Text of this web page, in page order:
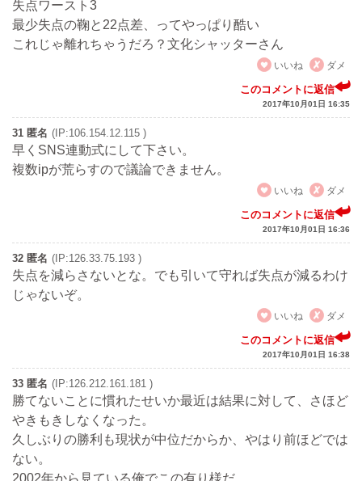
失点ワースト3
最少失点の鞠と22点差、ってやっぱり酷い
これじゃ離れちゃうだろ？文化シャッターさん
いいね
ダメ
このコメントに返信
2017年10月01日 16:35
31 匿名 (IP:106.154.12.115 )
早くSNS連動式にして下さい。
複数ipが荒らすので議論できません。
いいね
ダメ
このコメントに返信
2017年10月01日 16:36
32 匿名 (IP:126.33.75.193 )
失点を減らさないとな。でも引いて守れば失点が減るわけ
じゃないぞ。
いいね
ダメ
このコメントに返信
2017年10月01日 16:38
33 匿名 (IP:126.212.161.181 )
勝てないことに慣れたせいか最近は結果に対して、さほど
やきもきしなくなった。
久しぶりの勝利も現状が中位だからか、やはり前ほどでは
ない。
2002年から見ている俺でこの有り様だ